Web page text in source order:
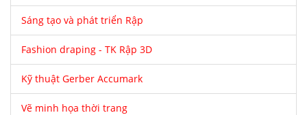
Sáng tạo và phát triển Rập
Fashion draping - TK Rập 3D
Kỹ thuật Gerber Accumark
Vẽ minh họa thời trang